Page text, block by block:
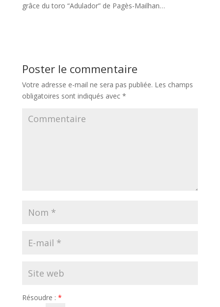
grâce du toro “Adulador” de Pagès-Mailhan…
Poster le commentaire
Votre adresse e-mail ne sera pas publiée. Les champs
obligatoires sont indiqués avec *
Résoudre : *